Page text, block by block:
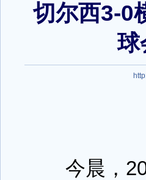
切尔西3-0
球
今晨，